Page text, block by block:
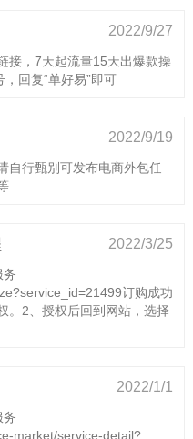
2022/9/27
接，7天起流量15天出爆款操
回复“单好易”即可
2022/9/19
自行甄别可发布电商外包任
2022/3/25
务
订购成功
。2、授权后回到网站，选择
2022/1/1
务
market/service-detail?